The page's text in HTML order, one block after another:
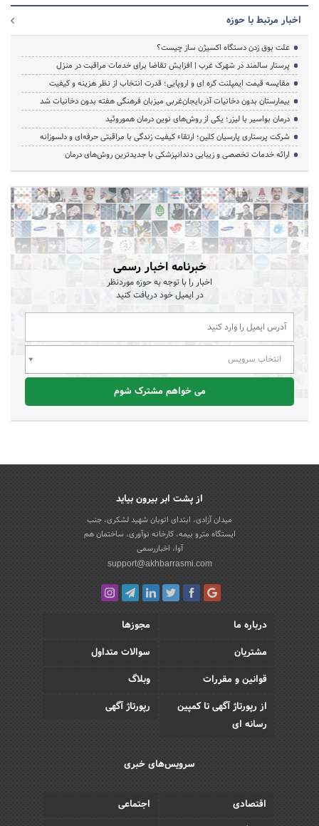
اخبار مرتبط با حوزه
علت بوق زدن دستگاه اکسیژن ساز چیست؟
پرستار سالمند در شهرک غرب | افزایش تقاضا برای خدمات مراقبت در منزل
مقایسه قیمت ایمپلنت کره ای و اروپایی؛ قدرت انتخاب از نظر هزینه و کیفیت
بیمارستان بدون دخانیات آذربایجان‌غربی میزبان فرهنگی هفته بدون دخانیات شد
درمان بواسیر با لیزر؛ یکی از روش‌های نوین درمان هموروئید
شرکت پرستاری پارسیان کلین؛ ارتقاء کیفیت زندگی با مراقبتی حرفه‌ای و دلسوزانه
ارائه خدمات تخصصی و زیبایی دندانپزشکی با جدیدترین روش‌های درمان
خبرنامه اخبار رسمی
اخبار را با توجه به حوزه موردنظر
در ایمیل خود دریافت کنید
انتخاب سرویس
می خواهم مشترک شوم
از پشت ابر بیرون بیاید
میدان آزادی، ابتدای اتوبان شهید لشکری، جنب
ایستگاه مترو بیمه، کارخانه نوآوری، ساختمان هم
آوا، اخباررسمی
support@akhbarrasmi.com
درباره ما
مجوزها
مشتریان
سوالات متداول
قوانین و مقررات
وبلاگ
از رپورتاژ آگهی تا کمپین
رسانه ای
رپورتاژ آگهی
سرویس‌های خبری
اقتصادی
اجتماعی